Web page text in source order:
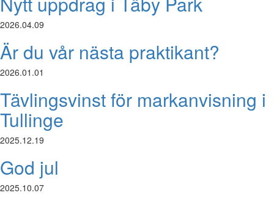
2026.04.09
Är du vår nästa praktikant?
2026.01.01
Tävlingsvinst för markanvisning i
Tullinge
2025.12.19
God jul
2025.10.07